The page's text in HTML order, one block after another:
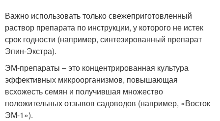
Важно использовать только свежеприготовленный
раствор препарата по инструкции, у которого не истек
срок годности (например, синтезированный препарат
Эпин-Экстра).
ЭМ-препараты – это концентрированная культура
эффективных микроорганизмов, повышающая
всхожесть семян и получившая множество
положительных отзывов садоводов (например, «Восток
ЭМ-1»).